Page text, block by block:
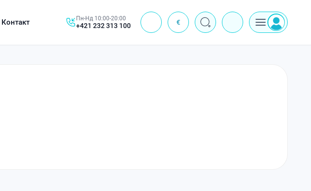
Контакт Пн-Нд 10:00-20:00
+421 232 313 100 € J